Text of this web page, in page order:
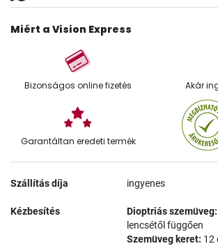
Miért a Vision Express
Bizonságos online fizetés Akár
Garantáltan eredeti termék
Szállítás díja ingyenes
Kézbesítés Dioptriás szemüveg:
lencsétől függően
Szemüveg keret: 12